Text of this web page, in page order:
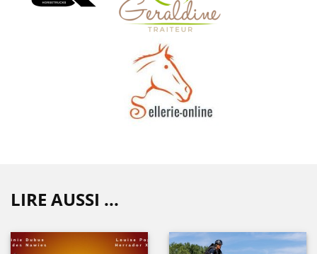
LIRE AUSSI ...